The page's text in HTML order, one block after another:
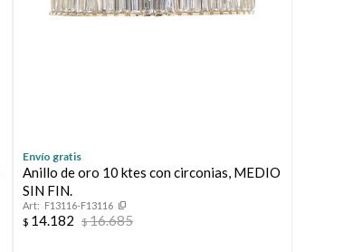
Envío gratis
Anillo de oro 10 ktes con circonias, MEDIO
SIN FIN.
F13116-F13116
$ 14.182 $16.685